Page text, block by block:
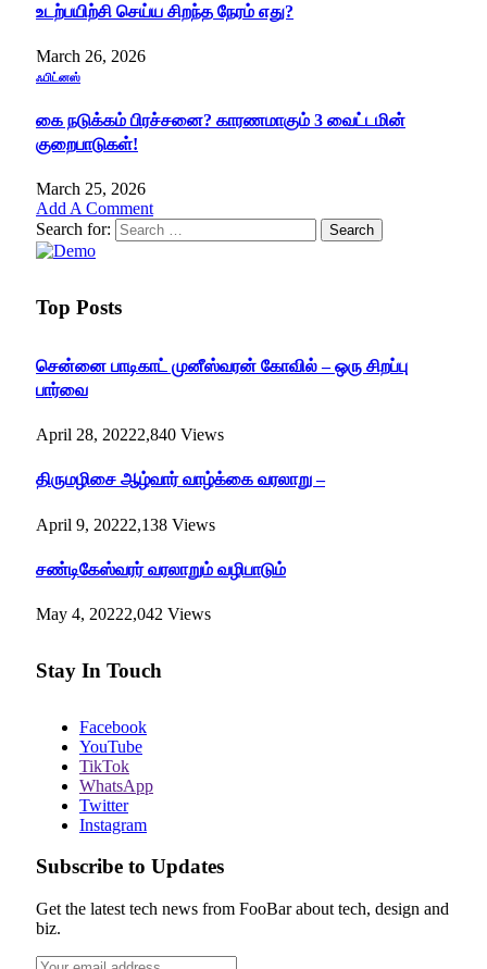
உடற்பயிற்சி செய்ய சிறந்த நேரம் எது?
March 26, 2026
ஃபிட்னஸ்
கை நடுக்கம் பிரச்சனை? காரணமாகும் 3 வைட்டமின்
குறைபாடுகள்!
March 25, 2026
Add A Comment
Search for:
Top Posts
சென்னை பாடிகாட் முனீஸ்வரன் கோவில் – ஒரு சிறப்பு
பார்வை
April 28, 20222,840 Views
திருமழிசை ஆழ்வார் வாழ்க்கை வரலாறு –
April 9, 20222,138 Views
சண்டிகேஸ்வரர் வரலாறும் வழிபாடும்
May 4, 20222,042 Views
Stay In Touch
Facebook
YouTube
TikTok
WhatsApp
Twitter
Instagram
Subscribe to Updates
Get the latest tech news from FooBar about tech, design and
biz.